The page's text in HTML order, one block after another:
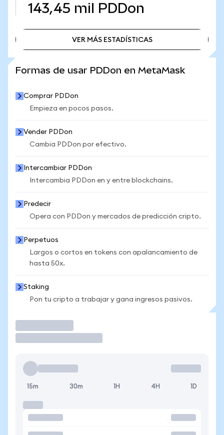
143,45 mil PDDon
VER MÁS ESTADÍSTICAS
Formas de usar PDDon en MetaMask
Comprar PDDon
Empieza en pocos pasos.
Vender PDDon
Cambia PDDon por efectivo.
Intercambiar PDDon
Intercambia PDDon en y entre blockchains.
Predecir
Opera con PDDon y mercados de predicción cripto.
Perpetuos
Largos o cortos en tokens con apalancamiento de
hasta 50x.
Staking
Pon tu cripto a trabajar y gana ingresos pasivos.
15m 30m 1H 4H 1D